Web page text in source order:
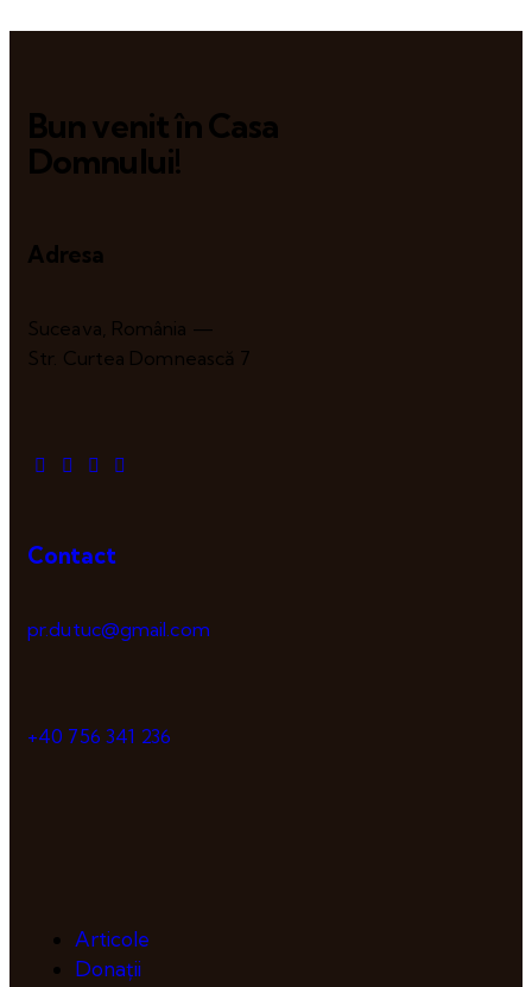
Bun venit în Casa
Domnului!
Adresa
Suceava, România —
Str. Curtea Domnească 7
Contact
pr.dutuc@gmail.com
+40 756 341 236
Articole
Donații